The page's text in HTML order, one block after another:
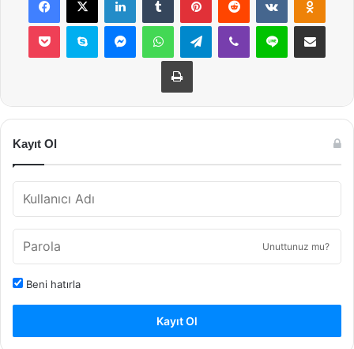
Pocket Skype MessengerWhatsAppTelegramViber Line E-Posta ile
Yazdır
Kayıt Ol
Unuttunuz mu?
Beni hatırla
Kayıt Ol